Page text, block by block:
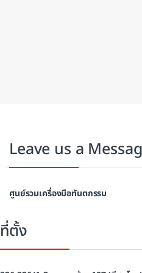
Leave us a
ศูนย์รวมเครื่องมือทันตกรรม
ที่ตั้ง